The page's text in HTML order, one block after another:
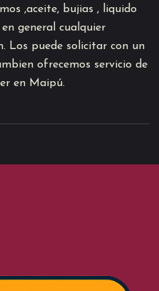
,aceite, bujias , liquido
general cualquier
Los puede solicitar con un
ofrecemos servicio de
en Maipú.